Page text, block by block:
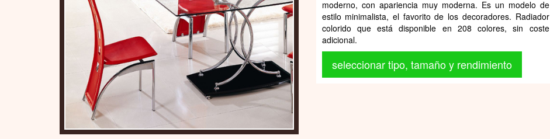
moderno, con apariencia muy moderna. Es un modelo de
estilo minimalista, el favorito de los decoradores. Radiador
colorido que está disponible en 208 colores, sin coste
adicional.
seleccionar tipo, tamaño y rendimiento